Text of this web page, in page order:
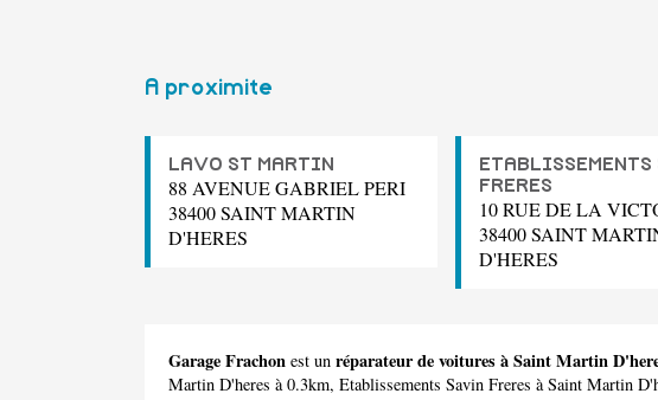
A proximite
LAVO ST MARTIN
88 AVENUE GABRIEL PERI
38400 SAINT MARTIN
D'HERES
ETABLISSEMENTS
FRERES
10 RUE DE LA
38400 SAINT
D'HERES
Garage Frachon est un réparateur de voitures à Saint Martin
Martin D'heres à 0.3km, Etablissements Savin Freres à Saint Martin